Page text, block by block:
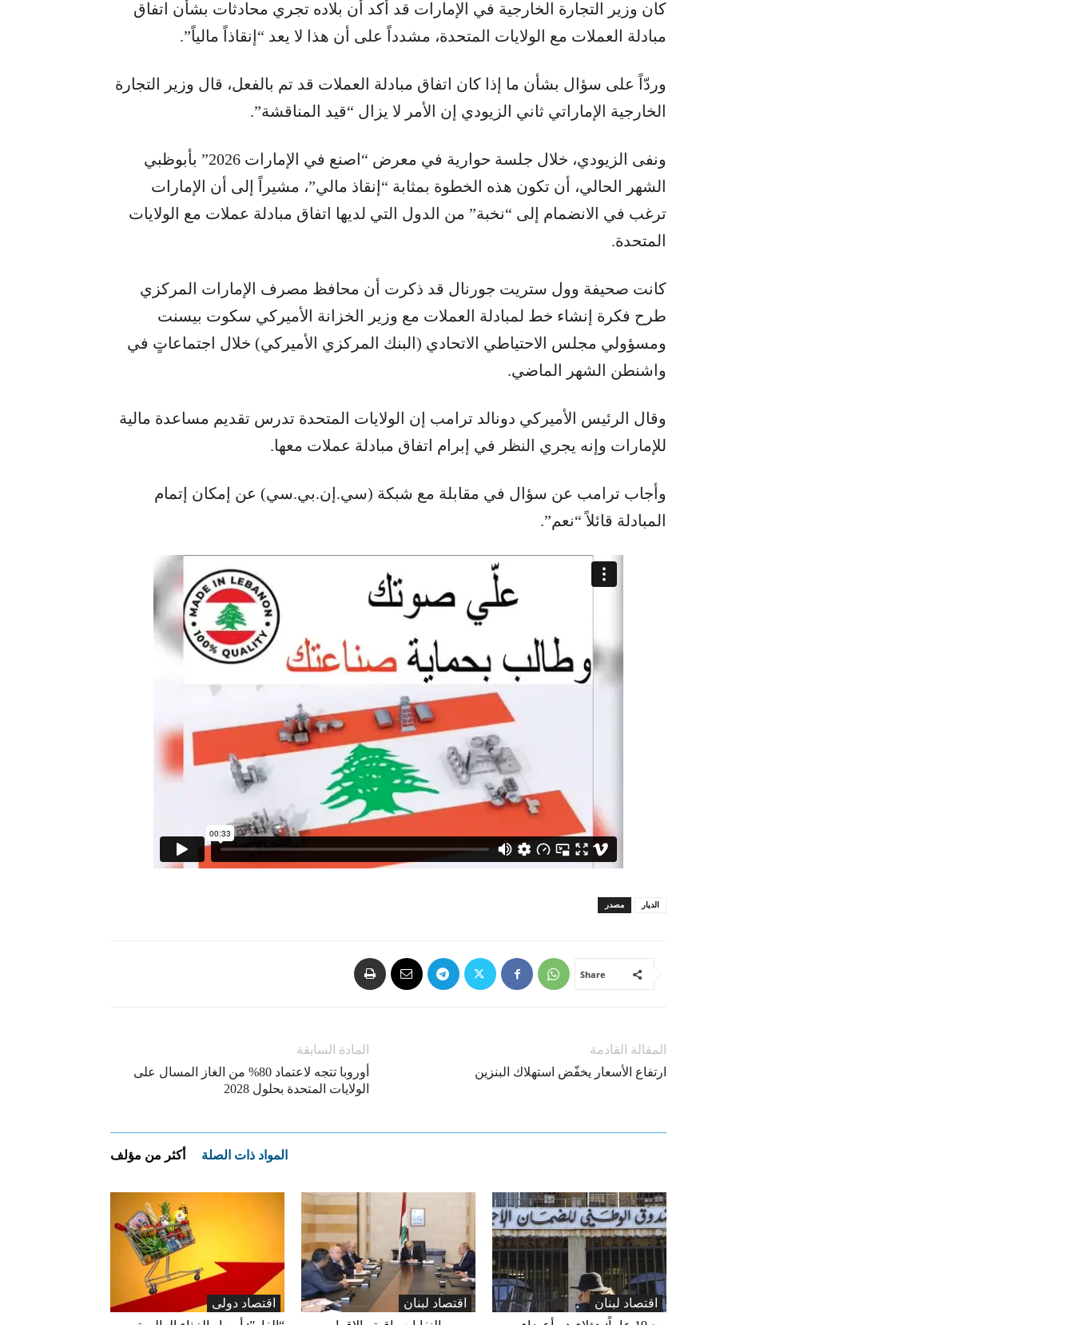
كان وزير التجارة الخارجية في الإمارات قد أكد أن بلاده تجري محادثات بشأن اتفاق
مبادلة العملات مع الولايات المتحدة، مشدداً على أن هذا لا يعد “إنقاذاً مالياً”.
وردّاً على سؤال بشأن ما إذا كان اتفاق مبادلة العملات قد تم بالفعل، قال وزير التجارة
الخارجية الإماراتي ثاني الزيودي إن الأمر لا يزال “قيد المناقشة”.
ونفى الزيودي، خلال جلسة حوارية في معرض “اصنع في الإمارات 2026” بأبوظبي
الشهر الحالي، أن تكون هذه الخطوة بمثابة “إنقاذ مالي”، مشيراً إلى أن الإمارات
ترغب في الانضمام إلى “نخبة” من الدول التي لديها اتفاق مبادلة عملات مع الولايات
المتحدة.
كانت صحيفة وول ستريت جورنال قد ذكرت أن محافظ مصرف الإمارات المركزي
طرح فكرة إنشاء خط لمبادلة العملات مع وزير الخزانة الأميركي سكوت بيسنت
ومسؤولي مجلس الاحتياطي الاتحادي (البنك المركزي الأميركي) خلال اجتماعاتٍ في
واشنطن الشهر الماضي.
وقال الرئيس الأميركي دونالد ترامب إن الولايات المتحدة تدرس تقديم مساعدة مالية
للإمارات وإنه يجري النظر في إبرام اتفاق مبادلة عملات معها.
وأجاب ترامب عن سؤال في مقابلة مع شبكة (سي.إن.بي.سي) عن إمكان إتمام
المبادلة قائلاً “نعم”.
مصدر الديار
Share
المادة السابقة
أوروبا تتجه لاعتماد 80% من الغاز المسال على
الولايات المتحدة بحلول 2028
المقالة القادمة
ارتفاع الأسعار يخفّض استهلاك البنزين
المواد ذات الصلة أكثر من مؤلف
اقتصاد دولی
اقتصاد لبنان
اقتصاد لبنان